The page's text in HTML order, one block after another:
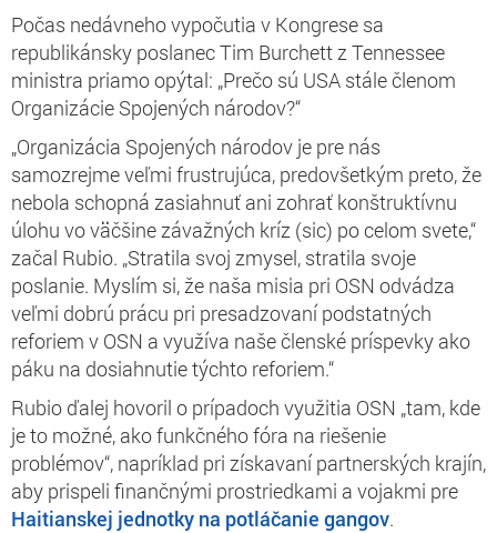
Počas nedávneho vypočutia v Kongrese sa
republikánsky poslanec Tim Burchett z Tennessee
ministra priamo opýtal: „Prečo sú USA stále členom
Organizácie Spojených národov?“
„Organizácia Spojených národov je pre nás
samozrejme veľmi frustrujúca, predovšetkým preto, že
nebola schopná zasiahnuť ani zohrať konštruktívnu
úlohu vo väčšine závažných kríz (sic) po celom svete,“
začal Rubio. „Stratila svoj zmysel, stratila svoje
poslanie. Myslím si, že naša misia pri OSN odvádza
veľmi dobrú prácu pri presadzovaní podstatných
reforiem v OSN a využíva naše členské príspevky ako
páku na dosiahnutie týchto reforiem.“
Rubio ďalej hovoril o prípadoch využitia OSN „tam, kde
je to možné, ako funkčného fóra na riešenie
problémov“, napríklad pri získavaní partnerských krajín,
aby prispeli finančnými prostriedkami a vojakmi pre
Haitianskej jednotky na potláčanie gangov.